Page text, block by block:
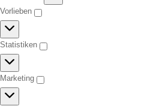
Vorlieben
Vorlieben
Statistiken
Statistiken
Marketing
Marketing